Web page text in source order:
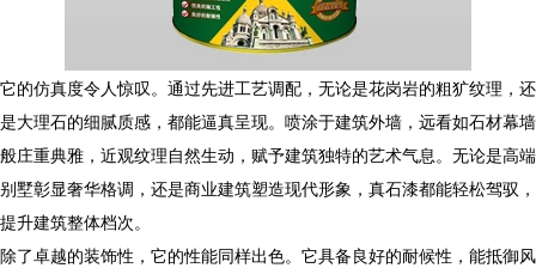
它的仿真度令人惊叹。通过先进工艺调配，无论是花岗岩的粗犷纹理，还
是大理石的细腻质感，都能逼真呈现。喷涂于建筑外墙，远看如石材幕墙
般庄重典雅，近观纹理自然生动，赋予建筑独特的艺术气息。无论是高端
别墅彰显奢华格调，还是商业建筑塑造现代形象，真石漆都能轻松驾驭，
提升建筑整体档次。
除了卓越的装饰性，它的性能同样出色。它具备良好的耐候性，能抵御风